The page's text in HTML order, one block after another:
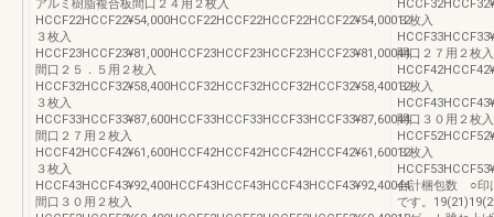
アルミ樹脂複合板間口２４用２枚入
HCCF22HCCF22¥54,000HCCF22HCCF22HCCF22HCCF22¥54,00012
３枚入
HCCF23HCCF23¥81,000HCCF23HCCF23HCCF23HCCF23¥81,00044
間口２５．５用２枚入
HCCF32HCCF32¥58,400HCCF32HCCF32HCCF32HCCF32¥58,40012
３枚入
HCCF33HCCF33¥87,600HCCF33HCCF33HCCF33HCCF33¥87,60044
間口２７用２枚入
HCCF42HCCF42¥61,600HCCF42HCCF42HCCF42HCCF42¥61,60012
３枚入
HCCF43HCCF43¥92,400HCCF43HCCF43HCCF43HCCF43¥92,40044
間口３０用２枚入
３枚入
間口２７用２枚入
３枚入
間口３０用２枚入
３枚入
合計梱包数 ○印
です。